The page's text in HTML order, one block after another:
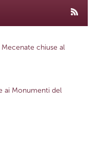
chiuse al
ai Monumenti del